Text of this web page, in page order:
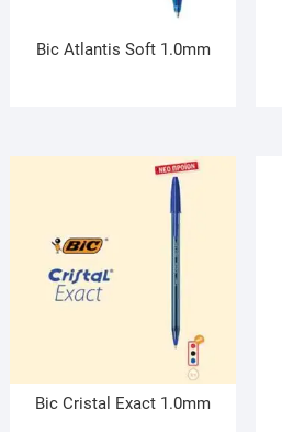
Bic Atlantis Soft 1.0mm
Bic Cristal Exact 1.0mm